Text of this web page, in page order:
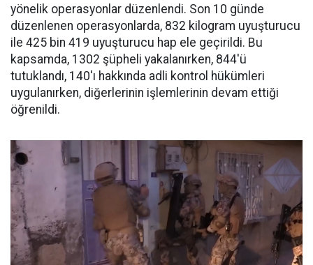
yönelik operasyonlar düzenlendi. Son 10 günde
düzenlenen operasyonlarda, 832 kilogram uyuşturucu
ile 425 bin 419 uyuşturucu hap ele geçirildi. Bu
kapsamda, 1302 şüpheli yakalanırken, 844'ü
tutuklandı, 140'ı hakkında adli kontrol hükümleri
uygulanırken, diğerlerinin işlemlerinin devam ettiği
öğrenildi.